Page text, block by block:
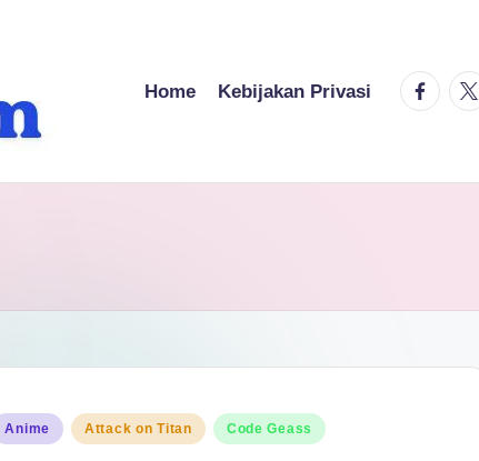
Home Kebijakan Privasi
Anime Attack on Titan Code Geass